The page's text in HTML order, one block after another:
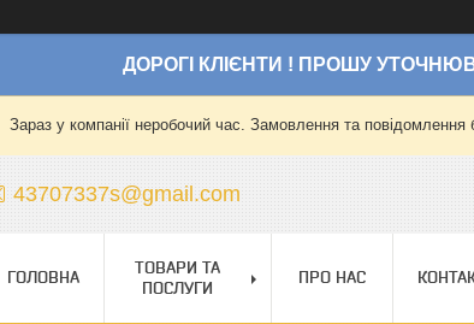
ДОРОГІ КЛІЄНТИ ! ПРОШУ
Зараз у компанії неробочий час. Замовлення та
43707337s@gmail.com
ГОЛОВНА
ТОВАРИ ТА
ПОСЛУГИ
ПРО НАС